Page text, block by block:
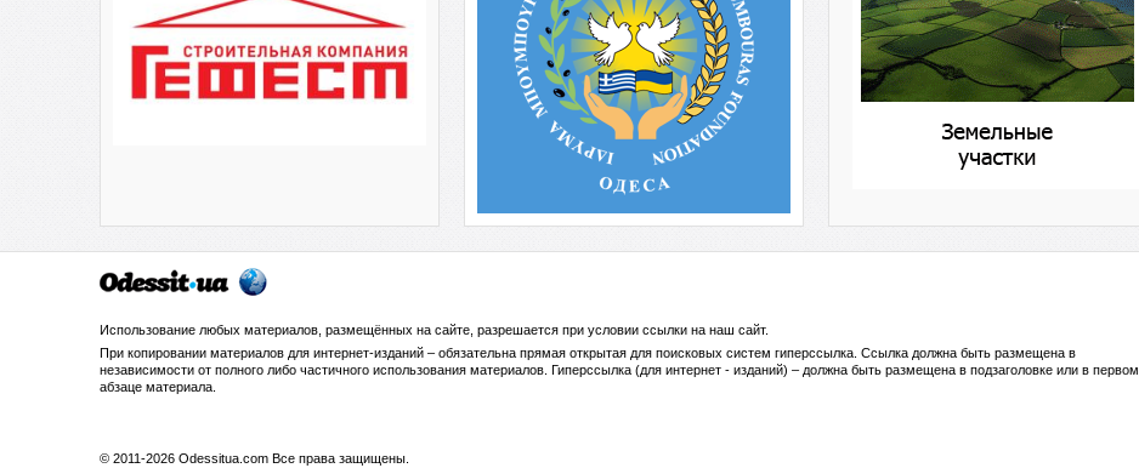
Использование любых материалов, размещённых на сайте, разрешается при условии ссылки на наш сайт.
При копировании материалов для интернет-изданий – обязательна прямая открытая для поисковых систем гиперссылка. Ссылка должна быть размещена в
независимости от полного либо частичного использования материалов. Гиперссылка (для интернет - изданий) – должна быть размещена в подзаголовке или в первом
абзаце материала.
© 2011-2026 Odessitua.com Все права защищены.